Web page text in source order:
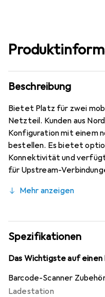
Beschreibung
Bietet Platz für zwei
Netzteil. Kunden aus
Konfiguration mit einem
bestellen. Es bietet
Konnektivität und
für Upstream-
mobile Computer in
Mehr anzeigen
Spezifikationen
Das Wichtigste auf einen
Barcode-Scanner
Ladestation